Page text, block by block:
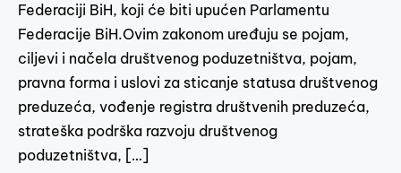
Federaciji BiH, koji će biti upućen Parlamentu
Federacije BiH.Ovim zakonom uređuju se pojam,
ciljevi i načela društvenog poduzetništva, pojam,
pravna forma i uslovi za sticanje statusa društvenog
preduzeća, vođenje registra društvenih preduzeća,
strateška podrška razvoju društvenog
poduzetništva, […]